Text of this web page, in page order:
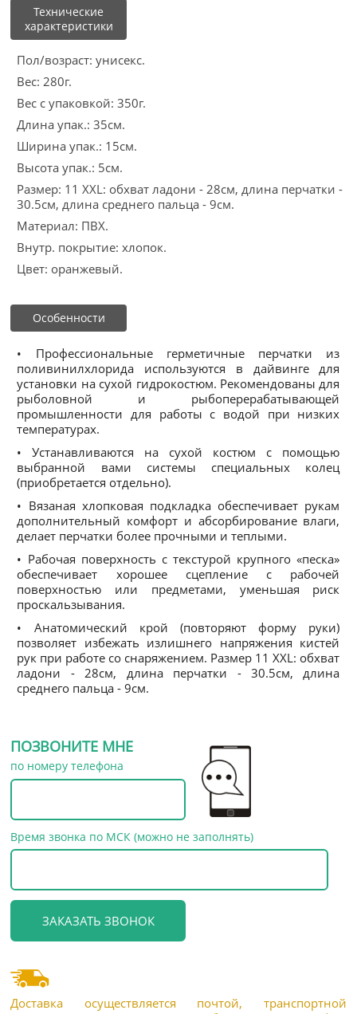
Технические
характеристики
Пол/возраст: унисекс.
Вес: 280г.
Вес с упаковкой: 350г.
Длина упак.: 35см.
Ширина упак.: 15см.
Высота упак.: 5см.
Размер: 11 XXL: обхват ладони - 28см, длина перчатки -
30.5см, длина среднего пальца - 9см.
Материал: ПВХ.
Внутр. покрытие: хлопок.
Цвет: оранжевый.
Особенности
• Профессиональные герметичные перчатки из
поливинилхлорида используются в дайвинге для
установки на сухой гидрокостюм. Рекомендованы для
рыболовной и рыбоперерабатывающей
промышленности для работы с водой при низких
температурах.
• Устанавливаются на сухой костюм с помощью
выбранной вами системы специальных колец
(приобретается отдельно).
• Вязаная хлопковая подкладка обеспечивает рукам
дополнительный комфорт и абсорбирование влаги,
делает перчатки более прочными и теплыми.
• Рабочая поверхность с текстурой крупного «песка»
обеспечивает хорошее сцепление с рабочей
поверхностью или предметами, уменьшая риск
проскальзывания.
• Анатомический крой (повторяют форму руки)
позволяет избежать излишнего напряжения кистей
рук при работе со снаряжением. Размер 11 XXL: обхват
ладони - 28см, длина перчатки - 30.5см, длина
среднего пальца - 9см.
ПОЗВОНИТЕ МНЕ
по номеру телефона
Время звонка по МСК (можно не заполнять)
Доставка осуществляется почтой, транспортной